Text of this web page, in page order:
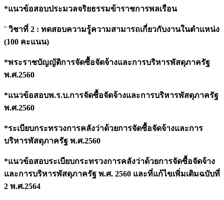
*แนวข้อสอบประมวลจริยธรรมข้าราชการพลเรือน
¨ วิชาที่ 2 : ทดสอบความรู้ความสามารถเกี่ยวกับงานในตำแหน่ง
(100 คะแนน)
*พระราชบัญญัติการจัดซื้อจัดจ้างและการบริหารพัสดุภาครัฐ
พ.ศ.2560
*แนวข้อสอบพ.ร.บ.การจัดซื้อจัดจ้างและการบริหารพัสดุภาครัฐ
พ.ศ.2560
*ระเบียบกระทรวงการคลังว่าด้วยการจัดซื้อจัดจ้างและการ
บริหารพัสดุภาครัฐ พ.ศ.2560
*แนวข้อสอบระเบียบกระทรวงการคลังว่าด้วยการจัดซื้อจัดจ้าง
และการบริหารพัสดุภาครัฐ พ.ศ. 2560 และที่แก้ไขเพิ่มเติมฉบับที่
2 พ.ศ.2564